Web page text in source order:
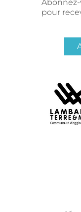
pour